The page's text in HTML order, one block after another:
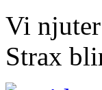
Vi
Strax